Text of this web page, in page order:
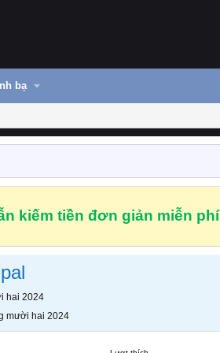
bạ
kiếm tiền đơn giản miễn phí
hai 2024
mười hai 2024